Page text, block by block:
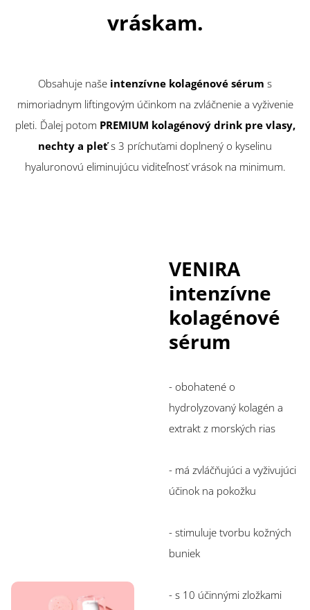
vráskam.
Obsahuje naše intenzívne kolagénové sérum s
mimoriadnym liftingovým účinkom na zvláčnenie a vyživenie
pleti. Ďalej potom PREMIUM kolagénový drink pre vlasy,
nechty a pleťs 3 príchuťami doplnený o kyselinu
hyaluronovú eliminujúcu viditeľnosť vrások na minimum.
VENIRA
intenzívne
kolagénové
sérum
- obohatené o
hydrolyzovaný kolagén a
extrakt z morských rias
- má zvláčňujúci a vyživujúci
účinok na pokožku
- stimuluje tvorbu kožných
buniek
- s 10 účinnými zložkami